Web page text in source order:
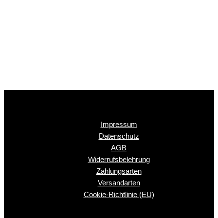
Impressum
Datenschutz
AGB
Widerrufsbelehrung
Zahlungsarten
Versandarten
Cookie-Richtlinie (EU)